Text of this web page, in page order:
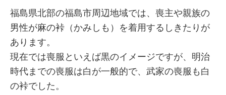
福島県北部の福島市周辺地域では、喪主や親族の
男性が麻の裃（かみしも）を着用するしきたりが
あります。
現在では喪服といえば黒のイメージですが、明治
時代までの喪服は白が一般的で、武家の喪服も白
の裃でした。